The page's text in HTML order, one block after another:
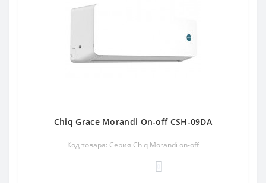
Chiq Grace Morandi On-off CSH-09DA
Код товара: Серия Chiq Morandi on-off